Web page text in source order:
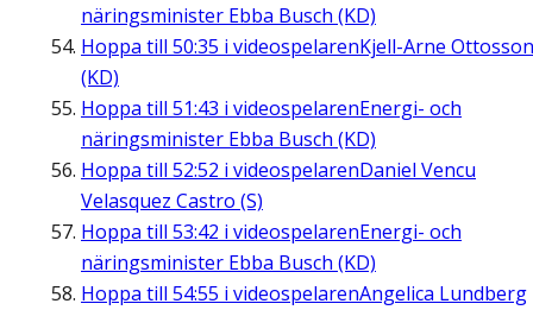
näringsminister Ebba Busch (KD)
Hoppa till 50:35 i videospelarenKjell-Arne Ottosson
(KD)
Hoppa till 51:43 i videospelarenEnergi- och
näringsminister Ebba Busch (KD)
Hoppa till 52:52 i videospelarenDaniel Vencu
Velasquez Castro (S)
Hoppa till 53:42 i videospelarenEnergi- och
näringsminister Ebba Busch (KD)
Hoppa till 54:55 i videospelarenAngelica Lundberg